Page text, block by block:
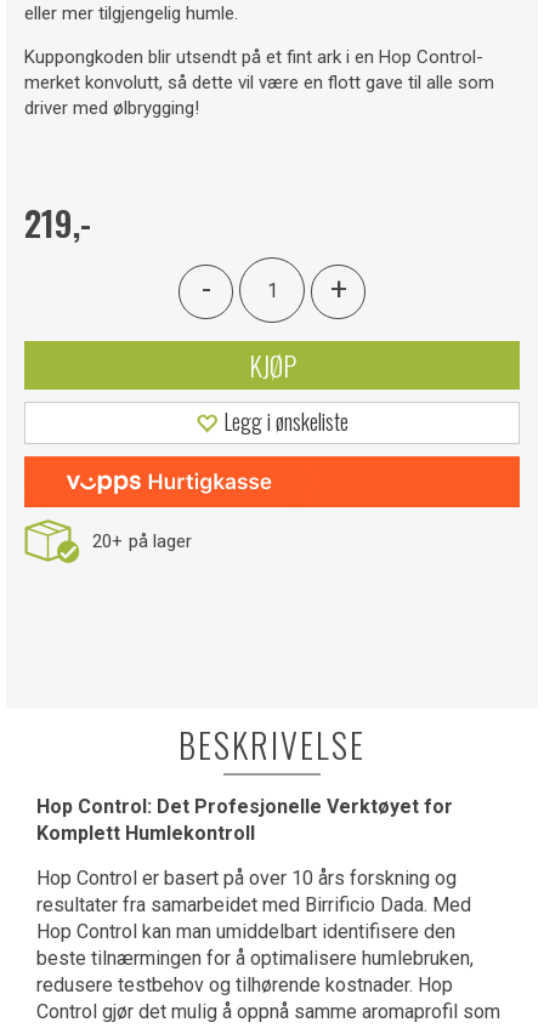
eller mer tilgjengelig humle.
Kuppongkoden blir utsendt på et fint ark i en Hop Control-
merket konvolutt, så dette vil være en flott gave til alle som
driver med ølbrygging!
219,-
- +
KJØP
Legg i ønskeliste
20+ på lager
BESKRIVELSE
Hop Control: Det Profesjonelle Verktøyet for
Komplett Humlekontroll
Hop Control er basert på over 10 års forskning og
resultater fra samarbeidet med Birrificio Dada. Med
Hop Control kan man umiddelbart identifisere den
beste tilnærmingen for å optimalisere humlebruken,
redusere testbehov og tilhørende kostnader. Hop
Control gjør det mulig å oppnå samme aromaprofil som